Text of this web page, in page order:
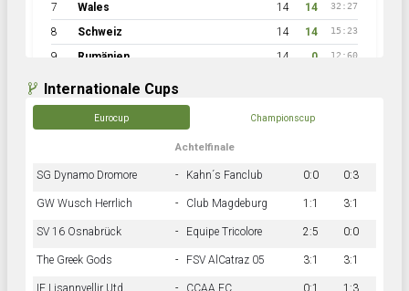
7 Wales 14 14 32:27
8 Schweiz 14 14 15:23
9 Rumänien 14 0 12:60
Internationale Cups
Eurocup Championscup
Achtelfinale
SG Dynamo Dromore - Kahn´s Fanclub 0:0 0:3
GW Wusch Herrlich - Club Magdeburg 1:1 3:1
SV 16 Osnabrück - Equipe Tricolore 2:5 0:0
The Greek Gods - FSV AlCatraz 05 3:1 3:1
IF Lisannvellir Utd. - CCAA FC 0:1 1:3